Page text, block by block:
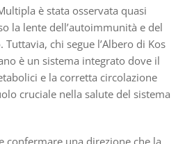
è stata osservata quasi
la lente dell’autoimmunità e del
chi segue l’Albero di Kos
è un sistema integrato dove il
e la corretta circolazione
cruciale nella salute del sistema
confermare una direzione che la